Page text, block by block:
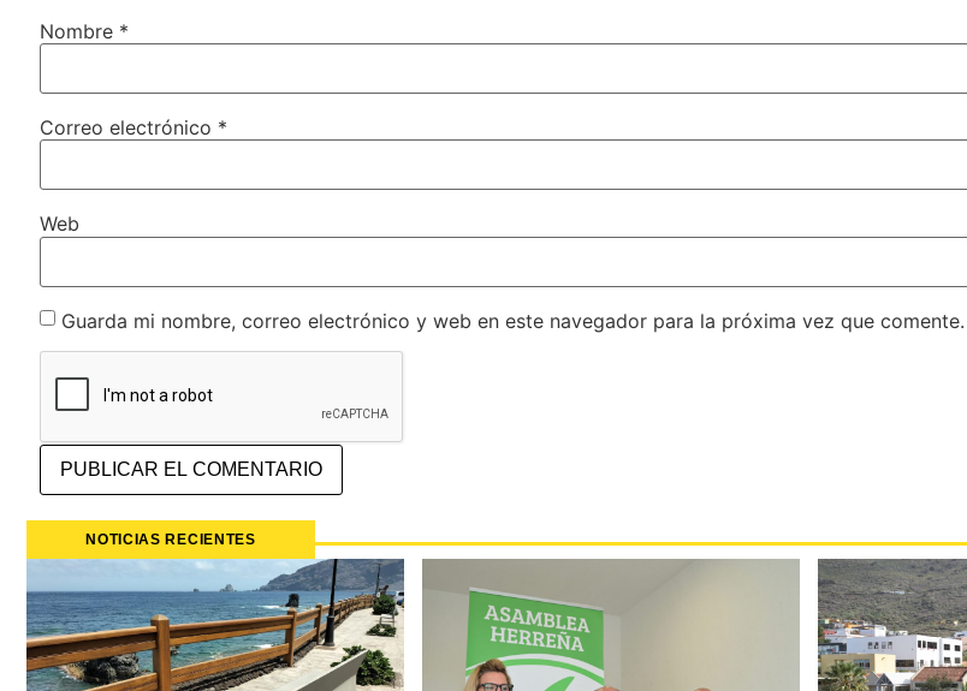
Nombre *
Correo electrónico *
Web
Guarda mi nombre, correo electrónico y web en este navegador para la próxima vez que comente.
NOTICIAS RECIENTES